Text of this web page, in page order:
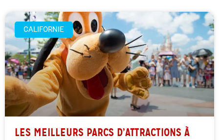
CALIFORNIE
LES MEILLEURS PARCS D’ATTRACTIONS À